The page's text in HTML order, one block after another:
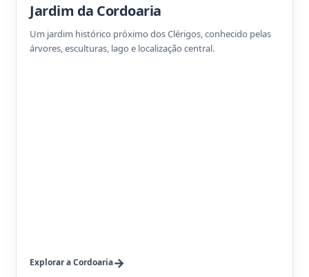
Jardim da Cordoaria
Um jardim histórico próximo dos Clérigos, conhecido pelas
árvores, esculturas, lago e localização central.
Explorar a Cordoaria